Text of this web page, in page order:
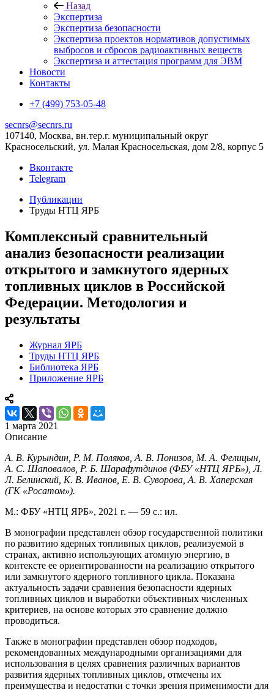
Назад
Экспертиза
Экспертиза безопасности
Экспертиза проектов нормативов допустимых
выбросов и сбросов радиоактивных веществ
Экспертиза и аттестация программ для ЭВМ
Новости
Контакты
+7 (499) 753-05-48
secnrs@secnrs.ru
107140, Москва, вн.тер.г. муниципальный округ
Красносельский, ул. Малая Красносельская, дом 2/8, корпус 5
Вконтакте
Telegram
Публикации
Труды НТЦ ЯРБ
Комплексный сравнительный
анализ безопасности реализации
открытого и замкнутого ядерных
топливных циклов в Российской
Федерации. Методология и
результаты
Журнал ЯРБ
Труды НТЦ ЯРБ
Библиотека ЯРБ
Приложение ЯРБ
1 марта 2021
Описание
А. В. Курындин, Р. М. Поляков, А. В. Понизов, М. А. Фелицын,
А. С. Шаповалов, Р. Б. Шарафутдинов (ФБУ «НТЦ ЯРБ»), Л.
Л. Белинский, К. В. Иванов, Е. В. Суворова, А. В. Хаперская
(ГК «Росатом»).
М.: ФБУ «НТЦ ЯРБ», 2021 г. — 59 с.: ил.
В монографии представлен обзор государственной политики
по развитию ядерных топливных циклов, реализуемой в
странах, активно использующих атомную энергию, в
контексте ее ориентированности на реализацию открытого
или замкнутого ядерного топливного цикла. Показана
актуальность задачи сравнения безопасности ядерных
топливных циклов и выработки объективных численных
критериев, на основе которых это сравнение должно
проводиться.
Также в монографии представлен обзор подходов,
рекомендованных международными организациями для
использования в целях сравнения различных вариантов
развития ядерных топливных циклов, отмечены их
преимущества и недостатки с точки зрения применимости для